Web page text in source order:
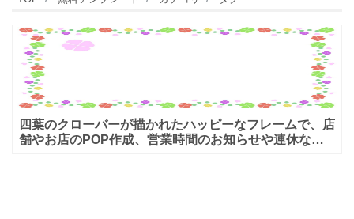
四葉のクローバーが描かれたハッピーなフレームで、店
舗やお店のPOP作成、営業時間のお知らせや連休など